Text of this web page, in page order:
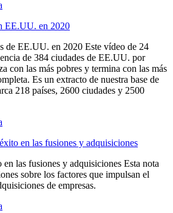
EE.UU. en 2020
de EE.UU. en 2020 Este vídeo de 24
de 384 ciudades de EE.UU. por
con las más pobres y termina con las más
Es un extracto de nuestra base de
218 países, 2600 ciudades y 2500
en las fusiones y adquisiciones
las fusiones y adquisiciones Esta nota
sobre los factores que impulsan el
de empresas.